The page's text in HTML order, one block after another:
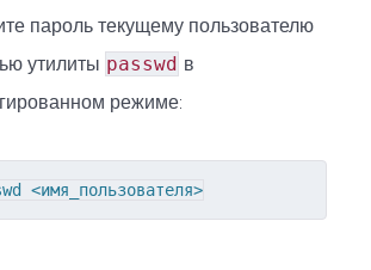
пароль текущему пользователю
утилиты passwd в
режиме:
<имя_пользователя>